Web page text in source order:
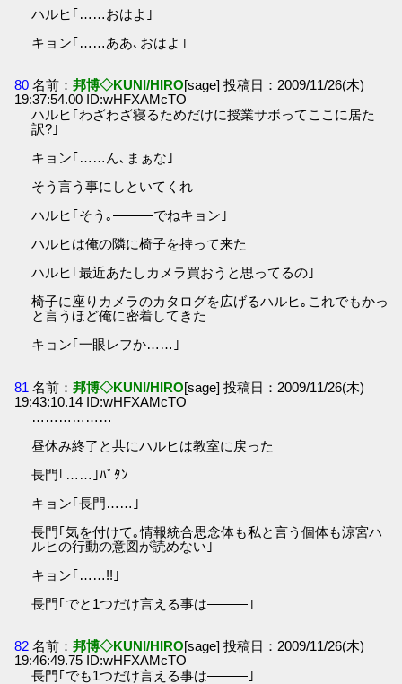
ハルヒ｢……おはよ｣
キョン｢……ああ､おはよ｣
80 名前：邦博◇KUNI/HIRO[sage] 投稿日：2009/11/26(木)
19:37:54.00 ID:wHFXAMcTO
ハルヒ｢わざわざ寝るためだけに授業サボってここに居た
訳?｣
キョン｢……ん､まぁな｣
そう言う事にしといてくれ
ハルヒ｢そう｡―――でねキョン｣
ハルヒは俺の隣に椅子を持って来た
ハルヒ｢最近あたしカメラ買おうと思ってるの｣
椅子に座りカメラのカタログを広げるハルヒ｡これでもかっ
と言うほど俺に密着してきた
キョン｢一眼レフか……｣
81 名前：邦博◇KUNI/HIRO[sage] 投稿日：2009/11/26(木)
19:43:10.14 ID:wHFXAMcTO
………………
昼休み終了と共にハルヒは教室に戻った
長門｢……｣ﾊﾟﾀﾝ
キョン｢長門……｣
長門｢気を付けて｡情報統合思念体も私と言う個体も涼宮ハ
ルヒの行動の意図が読めない｣
キョン｢……!!｣
長門｢でと1つだけ言える事は―――｣
82 名前：邦博◇KUNI/HIRO[sage] 投稿日：2009/11/26(木)
19:46:49.75 ID:wHFXAMcTO
長門｢でも1つだけ言える事は―――｣